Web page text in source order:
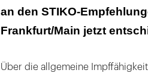
an den STIKO-
Frankfurt/Main jetzt
Über die allgemeine